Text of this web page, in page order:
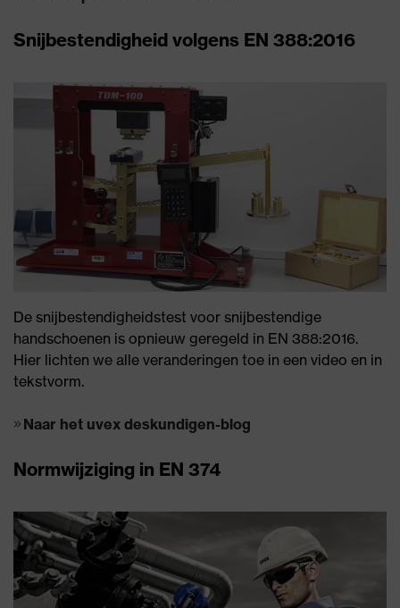
Snijbestendigheid volgens EN 388:2016
De snijbestendigheidstest voor snijbestendige
handschoenen is opnieuw geregeld in EN 388:2016.
Hier lichten we alle veranderingen toe in een video en in
tekstvorm.
Naar het uvex deskundigen-blog
Normwijziging in EN 374